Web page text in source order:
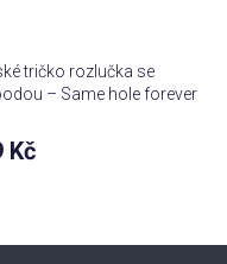
tričko rozlučka se
– Same hole forever
Kč